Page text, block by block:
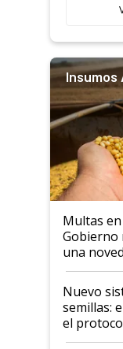
Multas en
Gobierno
una
Nuevo
semillas:
el